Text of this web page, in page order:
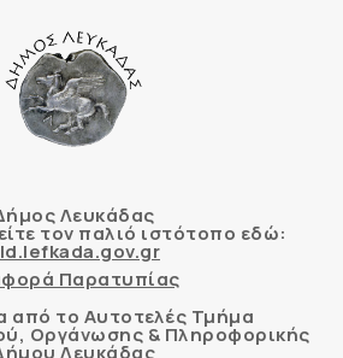
Λευκάδας
τον παλιό ιστότοπο εδώ:
Παρατυπίας
από το Αυτοτελές Τμήμα
Οργάνωσης & Πληροφορικής
Λευκάδας